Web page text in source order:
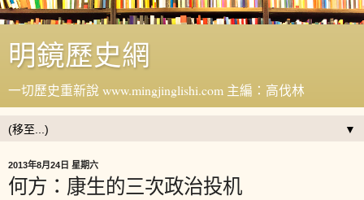
明鏡歷史網
一切歷史重新說 www.mingjinglishi.com 主編：高伐林
▼
2013年8月24日 星期六
何方：康生的三次政治投机